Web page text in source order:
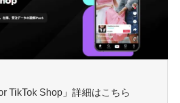
TikTok Shop」詳細はこちら